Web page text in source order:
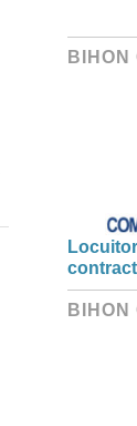
BIHON
BIHON